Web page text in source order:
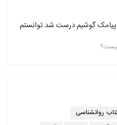
پیامک گوشیم درست شد توانستم
روانشناسی